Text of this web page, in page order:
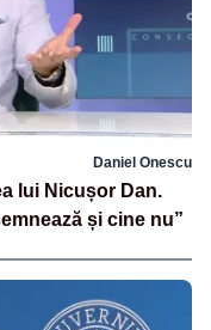
Daniel Onescu
lui Nicușor Dan.
și cine nu”